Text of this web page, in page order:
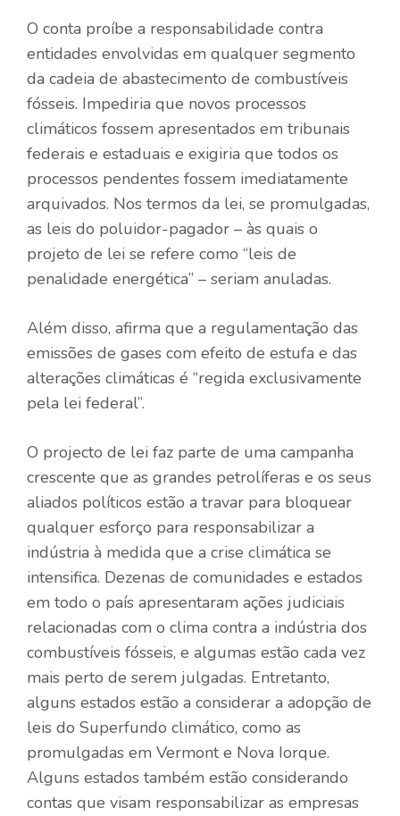
O conta proíbe a responsabilidade contra
entidades envolvidas em qualquer segmento
da cadeia de abastecimento de combustíveis
fósseis. Impediria que novos processos
climáticos fossem apresentados em tribunais
federais e estaduais e exigiria que todos os
processos pendentes fossem imediatamente
arquivados. Nos termos da lei, se promulgadas,
as leis do poluidor-pagador – às quais o
projeto de lei se refere como “leis de
penalidade energética” – seriam anuladas.
Além disso, afirma que a regulamentação das
emissões de gases com efeito de estufa e das
alterações climáticas é “regida exclusivamente
pela lei federal”.
O projecto de lei faz parte de uma campanha
crescente que as grandes petrolíferas e os seus
aliados políticos estão a travar para bloquear
qualquer esforço para responsabilizar a
indústria à medida que a crise climática se
intensifica. Dezenas de comunidades e estados
em todo o país apresentaram ações judiciais
relacionadas com o clima contra a indústria dos
combustíveis fósseis, e algumas estão cada vez
mais perto de serem julgadas. Entretanto,
alguns estados estão a considerar a adopção de
leis do Superfundo climático, como as
promulgadas em Vermont e Nova Iorque.
Alguns estados também estão considerando
contas que visam responsabilizar as empresas